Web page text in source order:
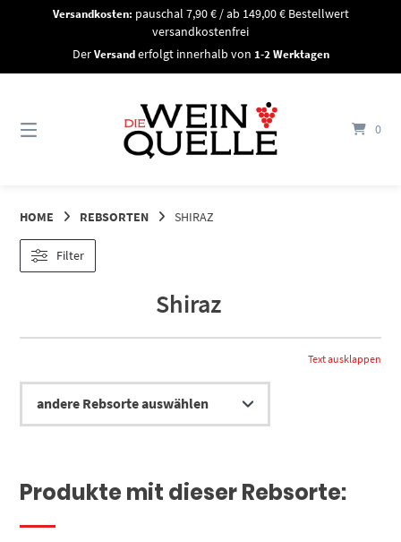
Versandkosten: pauschal 7,90 € / ab 149,00 € Bestellwert
versandkostenfrei
DerVersanderfolgt innerhalb von 1-2 Werktagen
0
HOME REBSORTEN SHIRAZ
Shiraz
Text ausklappen
Produkte mit dieser Rebsorte:
Filter